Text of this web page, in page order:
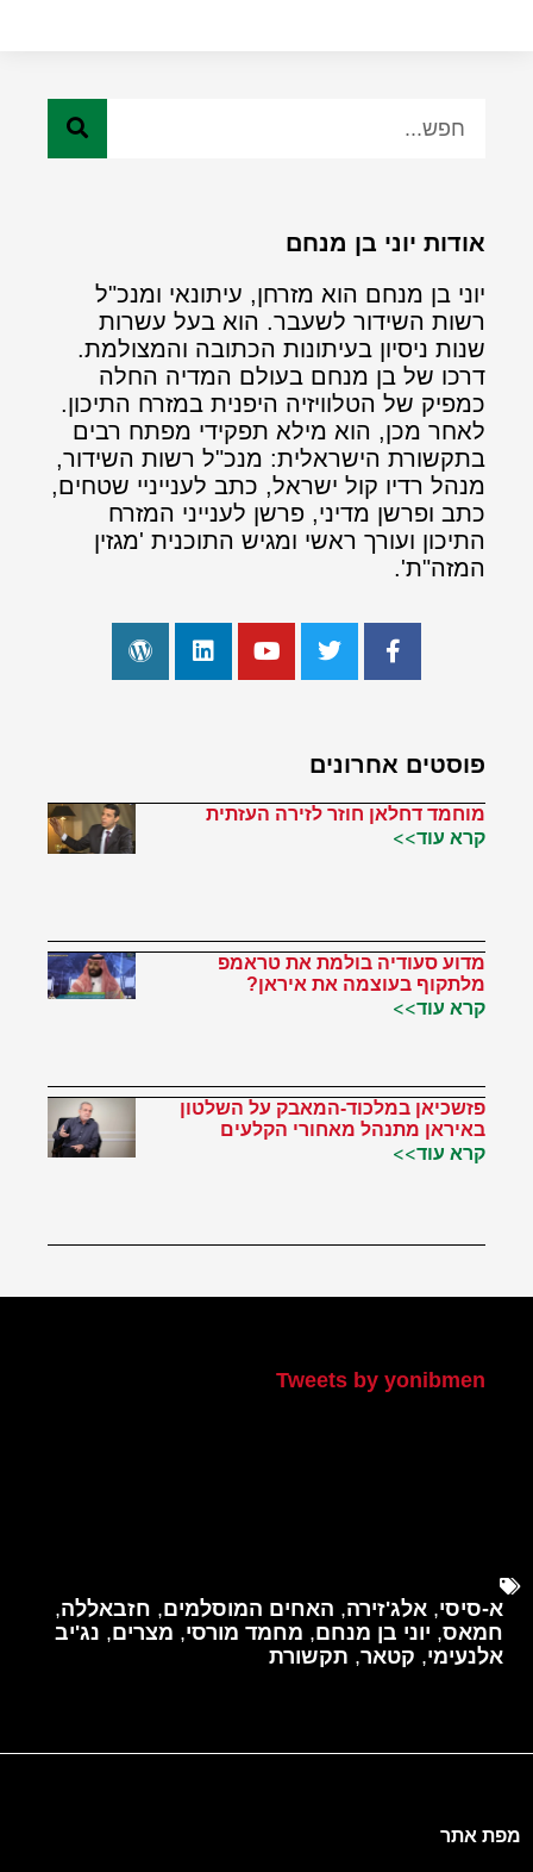
אודות יוני בן מנחם
יוני בן מנחם הוא מזרחן, עיתונאי ומנכ"ל
רשות השידור לשעבר. הוא בעל עשרות
שנות ניסיון בעיתונות הכתובה והמצולמת.
דרכו של בן מנחם בעולם המדיה החלה
כמפיק של הטלוויזיה היפנית במזרח התיכון.
לאחר מכן, הוא מילא תפקידי מפתח רבים
בתקשורת הישראלית: מנכ"ל רשות השידור,
מנהל רדיו קול ישראל, כתב לענייניי שטחים,
כתב ופרשן מדיני, פרשן לענייני המזרח
התיכון ועורך ראשי ומגיש התוכנית 'מגזין
המזה"ת'.
פוסטים אחרונים
מוחמד דחלאן חוזר לזירה העזתית
קרא עוד>>
מדוע סעודיה בולמת את טראמפ
מלתקוף בעוצמה את איראן?
קרא עוד>>
פזשכיאן במלכוד-המאבק על השלטון
באיראן מתנהל מאחורי הקלעים
קרא עוד>>
Tweets by yonibmen
א-סיסי, אלג'זירה, האחים המוסלמים, חזבאללה,
חמאס, יוני בן מנחם, מחמד מורסי, מצרים, נג'יב
אלנעימי, קטאר, תקשורת
מפת אתר